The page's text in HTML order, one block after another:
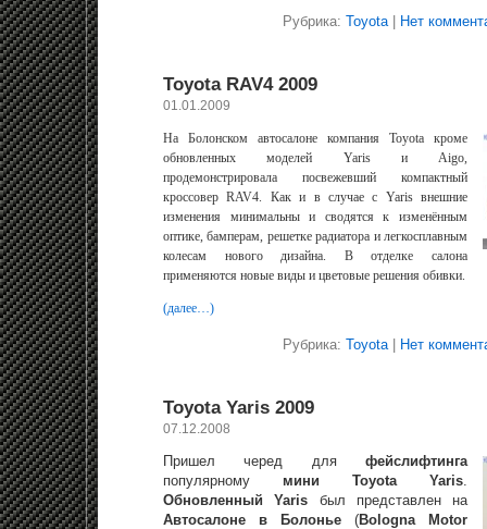
Рубрика: Toyota| Нет
Toyota RAV4 2009
01.01.2009
На Болонском автосалоне компания Toyota
кроме
обновленных моделей Yaris и Aigo,
продемонстрировала посвежевший компактный
кроссоверRAV4. Как и в случае с Yaris внешние
изменения минимальны и сводятся к изменённым
оптике, бамперам, решетке радиатора и легкосплавным
колесам нового дизайна. В отделке салона
применяются новые виды и цветовые решения обивки.
(далее…)
Рубрика: Toyota| Нет
Toyota Yaris 2009
07.12.2008
Пришел черед для фейслифтинга
популярному мини Toyota Yaris.
Обновленный Yaris был представлен на
Автосалоне в Болонье (Bologna Motor